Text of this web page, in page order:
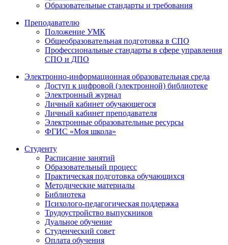
Образовательные стандарты и требования
Преподавателю
Положение УМК
Общеобразовательная подготовка в СПО
Профессиональные стандарты в сфере управления
СПО и ДПО
Электронно-информационная образовательная среда
Доступ к цифровой (электронной) библиотеке
Электронный журнал
Личный кабинет обучающегося
Личный кабинет преподавателя
Электронные образовательные ресурсы
ФГИС «Моя школа»
Студенту
Расписание занятий
Образовательный процесс
Практическая подготовка обучающихся
Методические материалы
Библиотека
Психолого-педагогическая поддержка
Трудоустройство выпускников
Дуальное обучение
Студенческий совет
Оплата обучения